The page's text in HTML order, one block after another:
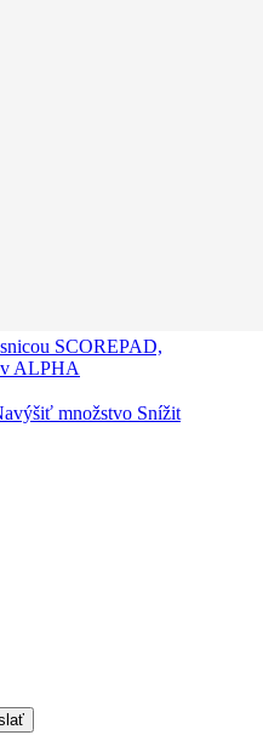
SCOREPAD,
ALPHA
množstvo Snížit